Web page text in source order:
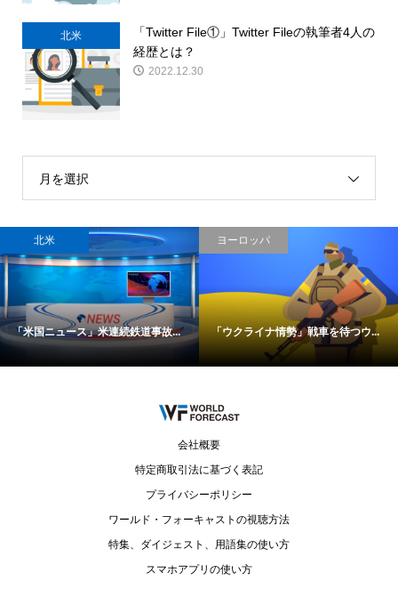
北米
「Twitter File①」Twitter Fileの執筆者4人の
経歴とは？
2022.12.30
月を選択
北米
「米国ニュース」米連続鉄道事故...
ヨーロッパ
「ウクライナ情勢」戦車を待つウ...
会社概要
特定商取引法に基づく表記
プライバシーポリシー
ワールド・フォーキャストの視聴方法
特集、ダイジェスト、用語集の使い方
スマホアプリの使い方